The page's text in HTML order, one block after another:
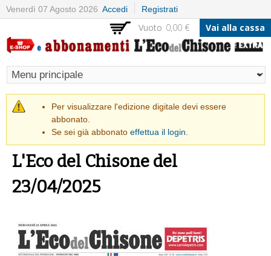
Salta al
contenuto
principale
Venerdì 07 Agosto 2026 Accedi Registrati
Vuoto 0,00 € Vai alla cassa
Messaggio di avvertimento
Per visualizzare l'edizione digitale devi essere
abbonato.
Se sei già abbonato effettua il login
L'Eco del Chisone del
23/04/2025